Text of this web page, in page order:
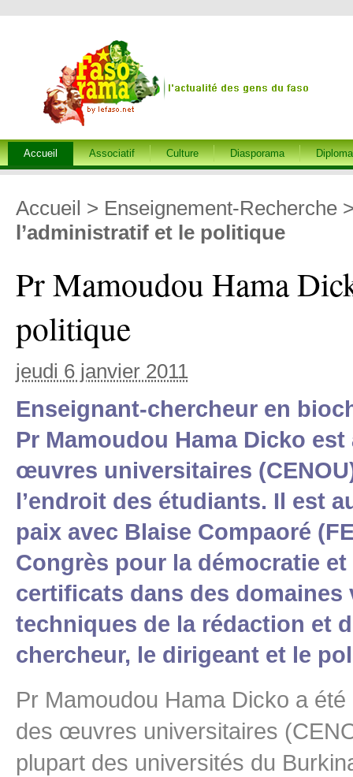
Accueil Associatif Culture Diasporama
Accueil > Enseignement-Recherche
l’administratif et le politique
Pr Mamoudou Hama
politique
jeudi 6 janvier 2011
Enseignant-chercheur en
Pr Mamoudou Hama Dicko
œuvres universitaires
l’endroit des étudiants. Il est
paix avec Blaise Compaoré
Congrès pour la démocratie
certificats dans des domaines
techniques de la rédaction et
chercheur, le dirigeant et le
Pr Mamoudou Hama Dicko a
des œuvres universitaires
plupart des universités du